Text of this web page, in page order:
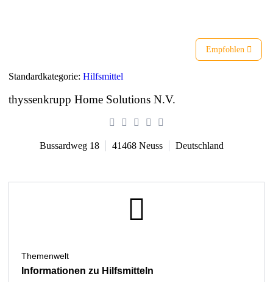
Empfohlen
Standardkategorie: Hilfsmittel
thyssenkrupp Home Solutions N.V.
Bussardweg 18 41468 Neuss Deutschland
Themenwelt
Informationen zu Hilfsmitteln